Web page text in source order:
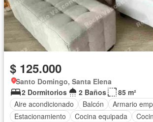
$ 125.000
Santo Domingo, Santa Elena
2 Dormitorios
2 Baños
85 m²
Aire acondicionado
Balcón
Armario
Estacionamiento
Cocina equipada